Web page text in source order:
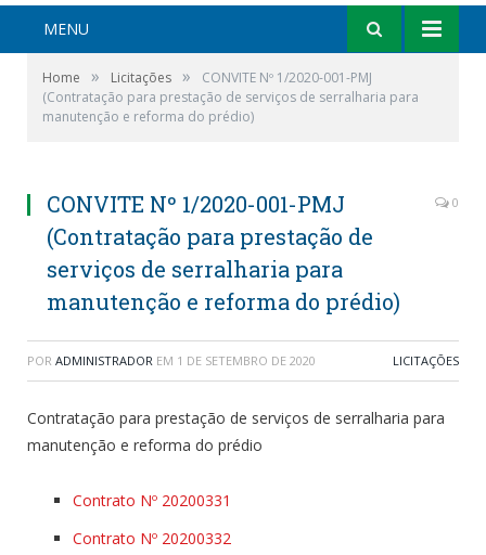
MENU
Home » Licitações »
CONVITE Nº 1/2020-001-PMJ
(Contratação para prestação de serviços de serralharia para
manutenção e reforma do prédio)
CONVITE Nº 1/2020-001-PMJ
(Contratação para prestação de
serviços de serralharia para
manutenção e reforma do prédio)
0
POR ADMINISTRADOR EM 1 DE SETEMBRO DE 2020 LICITAÇÕES
Contratação para prestação de serviços de serralharia para
manutenção e reforma do prédio
Contrato Nº 20200331
Contrato Nº 20200332